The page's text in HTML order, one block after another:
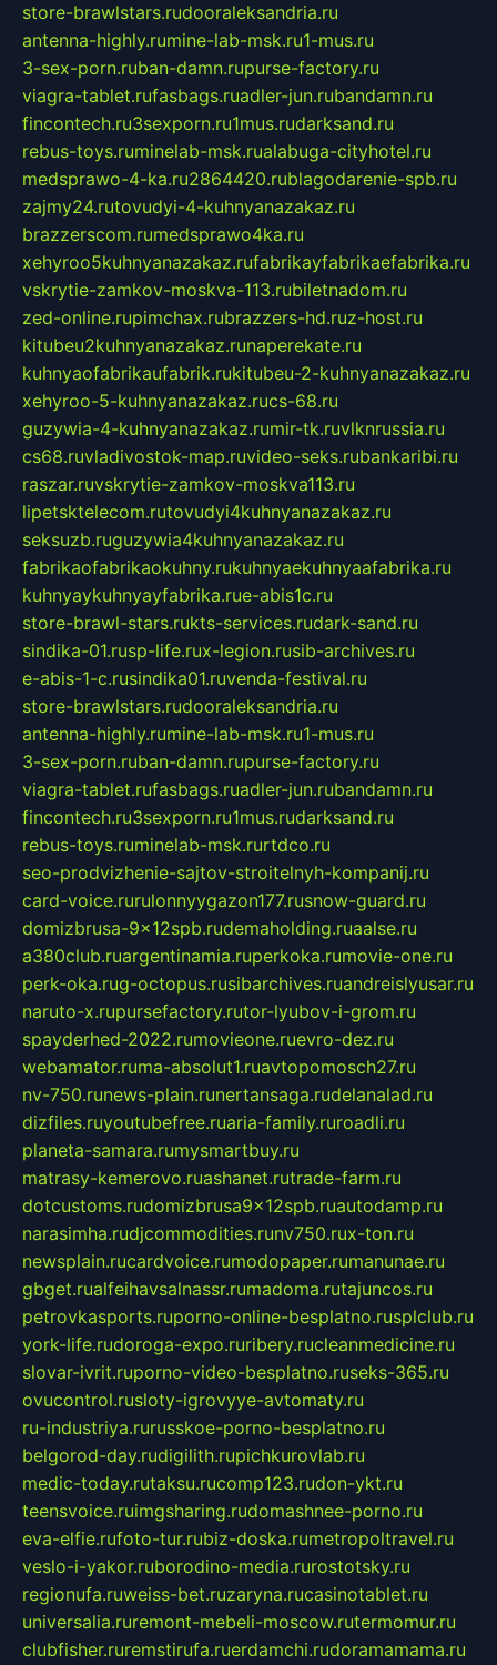
store-brawlstars.rudooraleksandria.ru
antenna-highly.rumine-lab-msk.ru1-mus.ru
3-sex-porn.ruban-damn.rupurse-factory.ru
viagra-tablet.rufasbags.ruadler-jun.rubandamn.ru
fincontech.ru3sexporn.ru1mus.rudarksand.ru
rebus-toys.ruminelab-msk.rualabuga-cityhotel.ru
medsprawo-4-ka.ru2864420.rublagodarenie-spb.ru
zajmy24.rutovudyi-4-kuhnyanazakaz.ru
brazzerscom.rumedsprawo4ka.ru
xehyroo5kuhnyanazakaz.rufabrikayfabrikaefabrika.ru
vskrytie-zamkov-moskva-113.rubiletnadom.ru
zed-online.rupimchax.rubrazzers-hd.ruz-host.ru
kitubeu2kuhnyanazakaz.runaperekate.ru
kuhnyaofabrikaufabrik.rukitubeu-2-kuhnyanazakaz.ru
xehyroo-5-kuhnyanazakaz.rucs-68.ru
guzywia-4-kuhnyanazakaz.rumir-tk.ruvlknrussia.ru
cs68.ruvladivostok-map.ruvideo-seks.rubankaribi.ru
raszar.ruvskrytie-zamkov-moskva113.ru
lipetsktelecom.rutovudyi4kuhnyanazakaz.ru
seksuzb.ruguzywia4kuhnyanazakaz.ru
fabrikaofabrikaokuhny.rukuhnyaekuhnyaafabrika.ru
kuhnyaykuhnyayfabrika.rue-abis1c.ru
store-brawl-stars.rukts-services.rudark-sand.ru
sindika-01.rusp-life.rux-legion.rusib-archives.ru
e-abis-1-c.rusindika01.ruvenda-festival.ru
store-brawlstars.rudooraleksandria.ru
antenna-highly.rumine-lab-msk.ru1-mus.ru
3-sex-porn.ruban-damn.rupurse-factory.ru
viagra-tablet.rufasbags.ruadler-jun.rubandamn.ru
fincontech.ru3sexporn.ru1mus.rudarksand.ru
rebus-toys.ruminelab-msk.rurtdco.ru
seo-prodvizhenie-sajtov-stroitelnyh-kompanij.ru
card-voice.rurulonnyygazon177.rusnow-guard.ru
domizbrusa-9x12spb.rudemaholding.ruaalse.ru
a380club.ruargentinamia.ruperkoka.rumovie-one.ru
perk-oka.rug-octopus.rusibarchives.ruandreislyusar.ru
naruto-x.rupursefactory.rutor-lyubov-i-grom.ru
spayderhed-2022.rumovieone.ruevro-dez.ru
webamator.ruma-absolut1.ruavtopomosch27.ru
nv-750.runews-plain.runertansaga.rudelanalad.ru
dizfiles.ruyoutubefree.ruaria-family.ruroadli.ru
planeta-samara.rumysmartbuy.ru
matrasy-kemerovo.ruashanet.rutrade-farm.ru
dotcustoms.rudomizbrusa9x12spb.ruautodamp.ru
narasimha.rudjcommodities.runv750.rux-ton.ru
newsplain.rucardvoice.rumodopaper.rumanunae.ru
gbget.rualfeihavsalnassr.rumadoma.rutajuncos.ru
petrovkasports.ruporno-online-besplatno.rusplclub.ru
york-life.rudoroga-expo.ruribery.rucleanmedicine.ru
slovar-ivrit.ruporno-video-besplatno.ruseks-365.ru
ovucontrol.rusloty-igrovyye-avtomaty.ru
ru-industriya.rurusskoe-porno-besplatno.ru
belgorod-day.rudigilith.rupichkurovlab.ru
medic-today.rutaksu.rucomp123.rudon-ykt.ru
teensvoice.ruimgsharing.rudomashnee-porno.ru
eva-elfie.rufoto-tur.rubiz-doska.rumetropoltravel.ru
veslo-i-yakor.ruborodino-media.rurostotsky.ru
regionufa.ruweiss-bet.ruzaryna.rucasinotablet.ru
universalia.ruremont-mebeli-moscow.rutermomur.ru
clubfisher.ruremstirufa.ruerdamchi.rudoramamama.ru